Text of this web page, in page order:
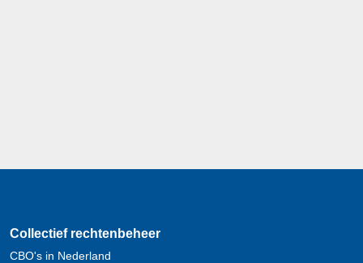
Collectief rechtenbeheer
CBO's in Nederland